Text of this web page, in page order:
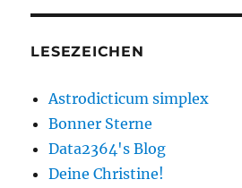
LESEZEICHEN
Astrodicticum simplex
Bonner Sterne
Data2364's Blog
Deine Christine!